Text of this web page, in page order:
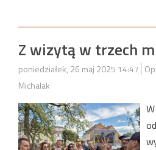
Z wizytą w trzech
poniedziałek, 26 maj 2025 14:47
Michalak